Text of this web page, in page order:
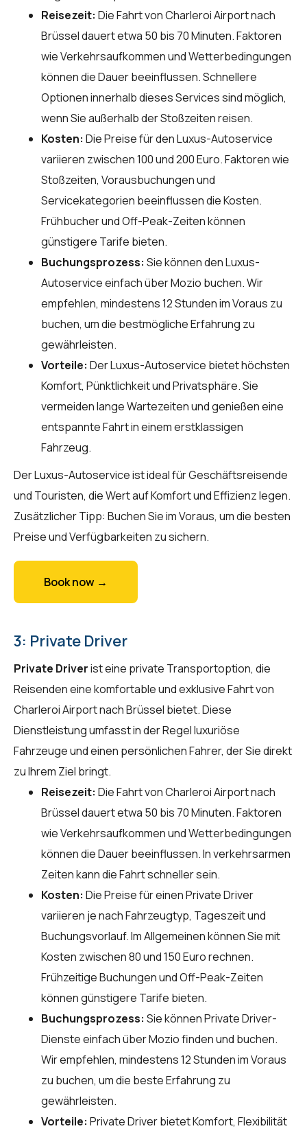
Reisezeit: Die Fahrt von Charleroi Airport nach
Brüssel dauert etwa 50 bis 70 Minuten. Faktoren
wie Verkehrsaufkommen und Wetterbedingungen
können die Dauer beeinflussen. Schnellere
Optionen innerhalb dieses Services sind möglich,
wenn Sie außerhalb der Stoßzeiten reisen.
Kosten: Die Preise für den Luxus-Autoservice
variieren zwischen 100 und 200 Euro. Faktoren wie
Stoßzeiten, Vorausbuchungen und
Servicekategorien beeinflussen die Kosten.
Frühbucher und Off-Peak-Zeiten können
günstigere Tarife bieten.
Buchungsprozess: Sie können den Luxus-
Autoservice einfach überMozio buchen. Wir
empfehlen, mindestens 12 Stunden im Voraus zu
buchen, um die bestmögliche Erfahrung zu
gewährleisten.
Vorteile: Der Luxus-Autoservice bietet höchsten
Komfort, Pünktlichkeit und Privatsphäre. Sie
vermeiden lange Wartezeiten und genießen eine
entspannte Fahrt in einem erstklassigen
Fahrzeug.
Der Luxus-Autoservice ist ideal für Geschäftsreisende
und Touristen, die Wert auf Komfort und Effizienz legen.
Zusätzlicher Tipp: Buchen Sie im Voraus, um die besten
Preise und Verfügbarkeiten zu sichern.
Book now →
3: Private Driver
Private Driverist eine private Transportoption, die
Reisenden eine komfortable und exklusive Fahrt von
Charleroi Airport nach Brüssel bietet. Diese
Dienstleistung umfasst in der Regel luxuriöse
Fahrzeuge und einen persönlichen Fahrer, der Sie direkt
zu Ihrem Ziel bringt.
Reisezeit: Die Fahrt von Charleroi Airport nach
Brüssel dauert etwa 50 bis 70 Minuten. Faktoren
wie Verkehrsaufkommen und Wetterbedingungen
können die Dauer beeinflussen. In verkehrsarmen
Zeiten kann die Fahrt schneller sein.
Kosten: Die Preise für einen Private Driver
variieren je nach Fahrzeugtyp, Tageszeit und
Buchungsvorlauf. Im Allgemeinen können Sie mit
Kosten zwischen 80 und 150 Euro rechnen.
Frühzeitige Buchungen und Off-Peak-Zeiten
können günstigere Tarife bieten.
Buchungsprozess: Sie können Private Driver-
Dienste einfach überMoziofinden und buchen.
Wir empfehlen, mindestens 12 Stunden im Voraus
zu buchen, um die beste Erfahrung zu
gewährleisten.
Vorteile: Private Driver bietet Komfort, Flexibilität